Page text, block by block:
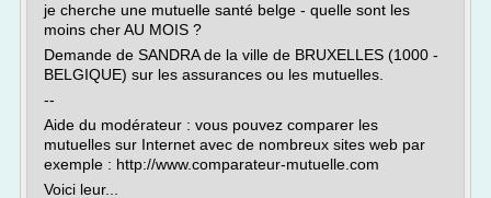
je cherche une mutuelle santé belge - quelle sont les
moins cher AU MOIS ?
Demande de SANDRA de la ville de BRUXELLES (1000 -
BELGIQUE) sur les assurances ou les mutuelles.
--
Aide du modérateur : vous pouvez comparer les
mutuelles sur Internet avec de nombreux sites web par
exemple : http://www.comparateur-mutuelle.com
Voici leur...